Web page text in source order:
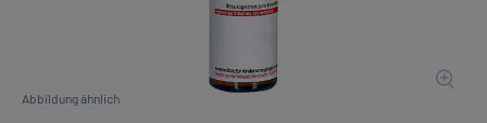
Abbildung ähnlich